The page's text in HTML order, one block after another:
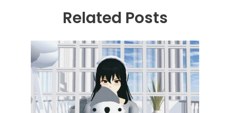
Related Posts